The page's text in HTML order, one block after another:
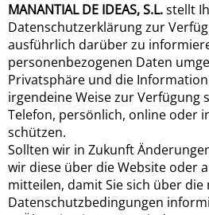
MANANTIAL DE IDEAS, S.L.stellt
Datenschutzerklärung zur
ausführlich darüber zu
personenbezogenen Daten
Privatsphäre und die
irgendeine Weise zur Verfügung
Telefon, persönlich, online oder
schützen.
Sollten wir in Zukunft
wir diese über die Website oder
mitteilen, damit Sie sich über die
Datenschutzbedingungen